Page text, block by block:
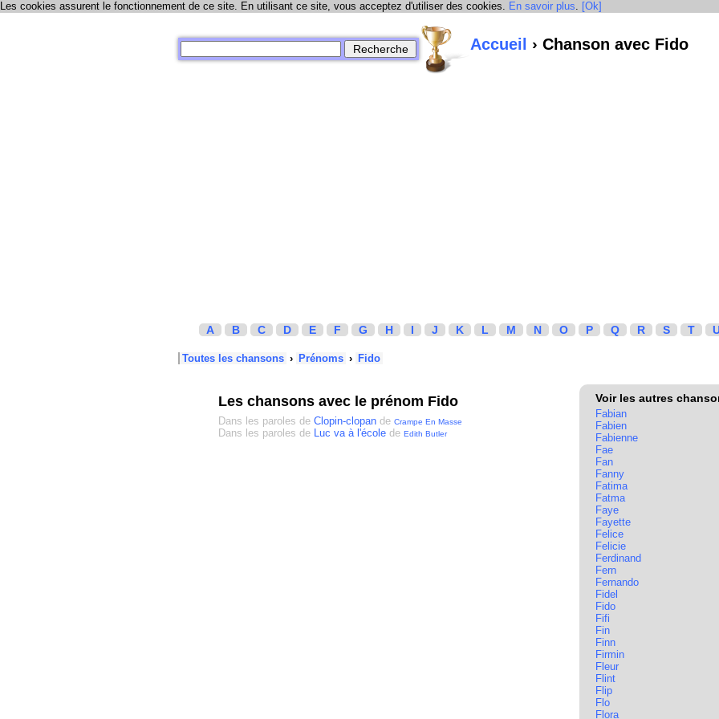
Les cookies assurent le fonctionnement de ce site. En utilisant ce site, vous acceptez d'utiliser des cookies. En savoir plus. [Ok]
Accueil › Chanson avec Fido
A B C D E F G H I J K L M N O P Q R S T
Toutes les chansons › Prénoms › Fido
Les chansons avec le prénom Fido
Dans les paroles de Clopin-clopan de Crampe En Masse
Dans les paroles de Luc va à l'école de Edith Butler
Voir les autres
Fabian
Fabien
Fabienne
Fae
Fan
Fanny
Fatima
Fatma
Faye
Fayette
Felice
Felicie
Ferdinand
Fern
Fernando
Fidel
Fido
Fifi
Fin
Finn
Firmin
Fleur
Flint
Flip
Flo
Flora